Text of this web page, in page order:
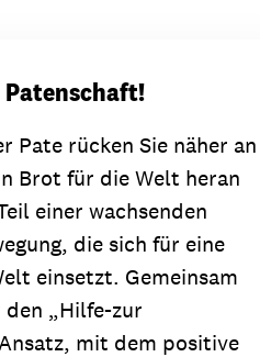
Patenschaft!
Pate rücken Sie näher an
Brot für die Welt heran
einer wachsenden
die sich für eine
einsetzt. Gemeinsam
„Hilfe-zur
mit dem positive